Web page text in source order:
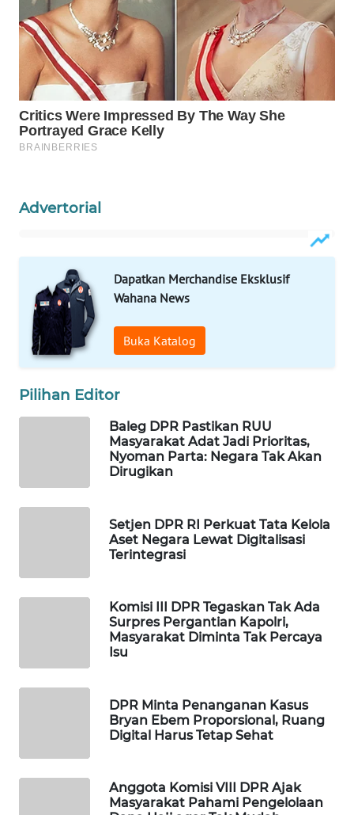
Advertorial
Dapatkan Merchandise Eksklusif
Wahana News
Buka Katalog
Pilihan Editor
Baleg DPR Pastikan RUU
Masyarakat Adat Jadi Prioritas,
Nyoman Parta: Negara Tak Akan
Dirugikan
Setjen DPR RI Perkuat Tata Kelola
Aset Negara Lewat Digitalisasi
Terintegrasi
Komisi III DPR Tegaskan Tak Ada
Surpres Pergantian Kapolri,
Masyarakat Diminta Tak Percaya
Isu
DPR Minta Penanganan Kasus
Bryan Ebem Proporsional, Ruang
Digital Harus Tetap Sehat
Anggota Komisi VIII DPR Ajak
Masyarakat Pahami Pengelolaan
WAHANANEWS
CO ID
WAHANANEWS
NET
WAHANA
SPORT
UMKM
SELEB
WAHANA
PERSONA
WAHANA
WAHANA
WISATA
KONSUMEN